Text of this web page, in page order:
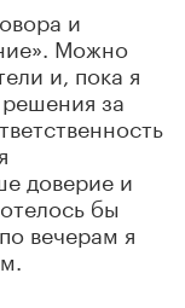
и
Можно
и, пока я
за
доверие и
бы
вечерам я